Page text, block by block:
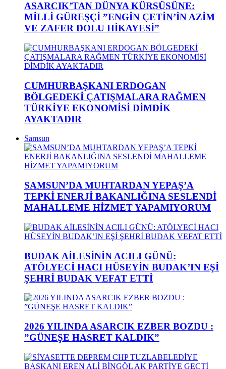
ASARCIK’TAN DÜNYA KÜRSÜSÜNE:
MİLLİ GÜREŞÇİ ”ENGİN ÇETİN’İN AZİM
VE ZAFER DOLU HİKAYESİ”
CUMHURBAŞKANI ERDOGAN
BÖLGEDEKİ ÇATIŞMALARA RAĞMEN
TÜRKİYE EKONOMİSİ DİMDİK
AYAKTADIR
Samsun
SAMSUN’DA MUHTARDAN YEPAŞ’A
TEPKİ ENERJİ BAKANLIĞINA SESLENDİ
MAHALLEME HİZMET YAPAMIYORUM
BUDAK AİLESİNİN ACILI GÜNÜ:
ATÖLYECİ HACI HÜSEYİN BUDAK’IN EŞİ
ŞEHRİ BUDAK VEFAT ETTİ
2026 YILINDA ASARCIK EZBER BOZDU :
”GÜNEŞE HASRET KALDIK”